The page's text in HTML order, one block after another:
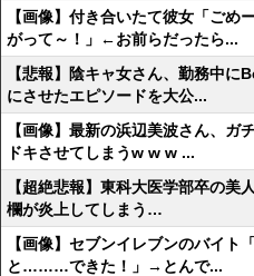
【画像】付き合いたて彼女「ごめ
がって～！」←お前らだったら...
【悲報】陰キャ女さん、勤務中
にさせたエピソードを大公...
【画像】最新の浜辺美波さん、ガ
ドキさせてしまうw w w ...
【超絶悲報】東科大医学部卒の
欄が炎上してしまう…
【画像】セブンイレブンのバイト
と………できた！」→とんで...